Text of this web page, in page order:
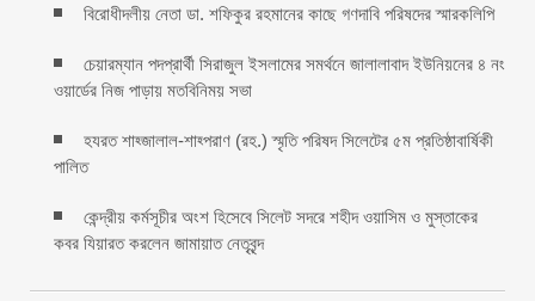
বিরোধীদলীয় নেতা ডা. শফিকুর রহমানের কাছে গণদাবি পরিষদের স্মারকলিপি ‎
চেয়ারম্যান পদপ্রার্থী সিরাজুল ইসলামের সমর্থনে জালালাবাদ ইউনিয়নের ৪ নং
ওয়ার্ডের নিজ পাড়ায় মতবিনিময় সভা
হযরত শাহ্জালাল-শাহ্পরাণ (রহ.) স্মৃতি পরিষদ সিলেটের ৫ম প্রতিষ্ঠাবার্ষিকী
পালিত ‎​
কেন্দ্রীয় কর্মসূচীর অংশ হিসেবে সিলেট সদরে শহীদ ওয়াসিম ও মুস্তাকের
কবর যিয়ারত করলেন জামায়াত নেতৃবৃন্দ ‎